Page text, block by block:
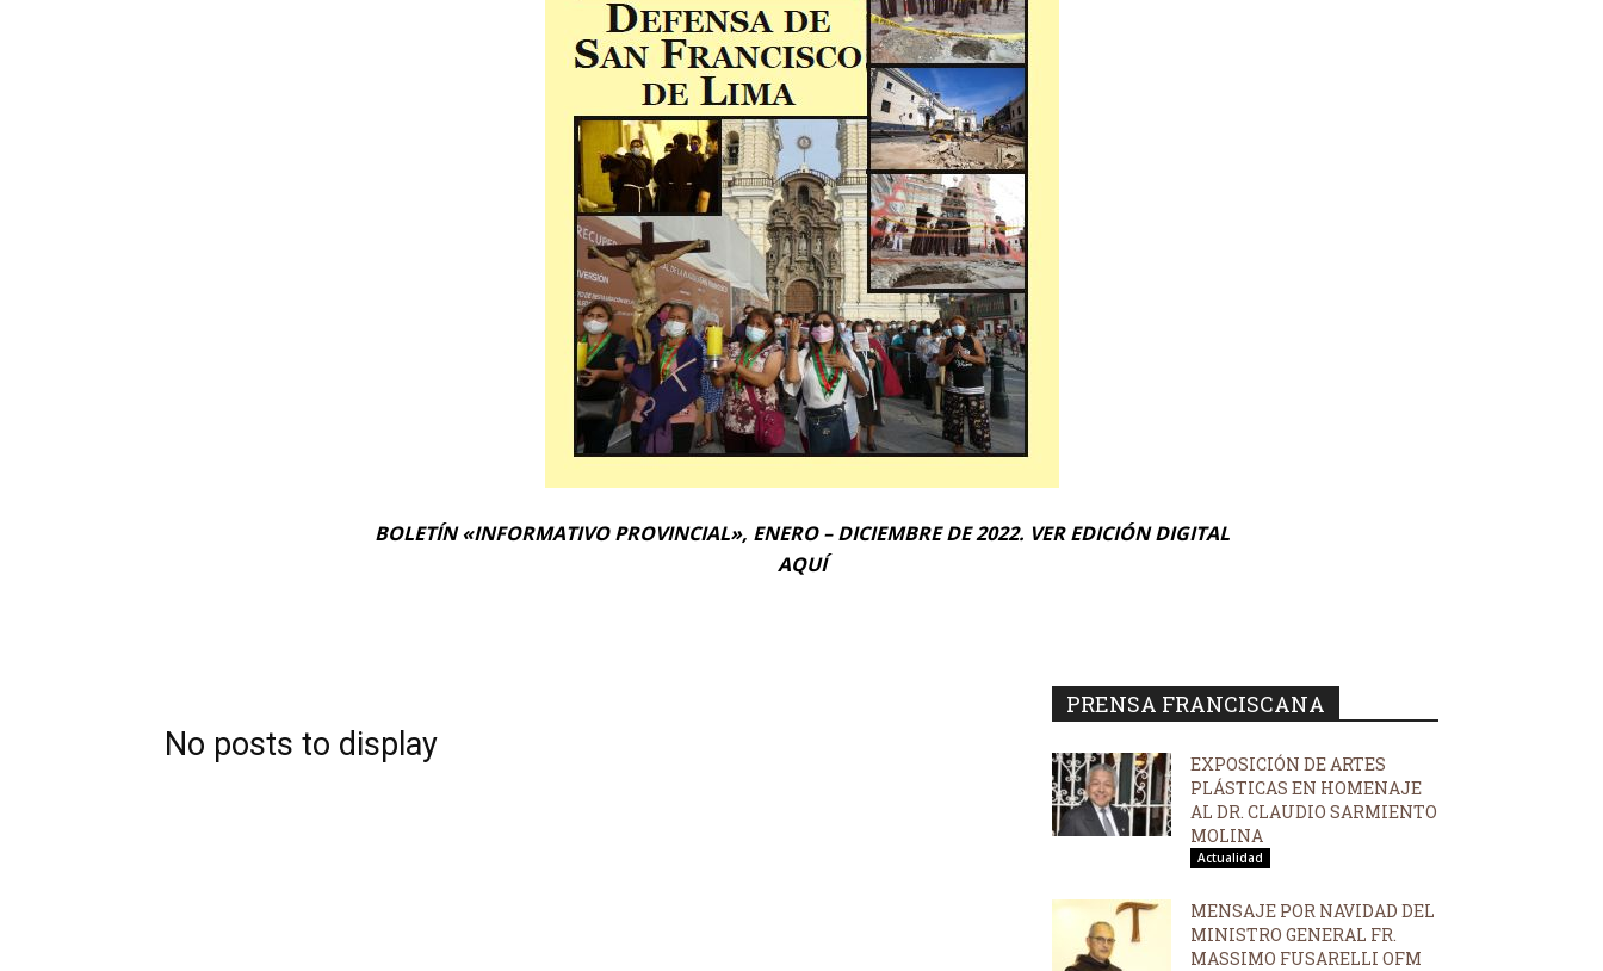
BOLETÍN «INFORMATIVO PROVINCIAL», ENERO – DICIEMBRE DE 2022. VER EDICIÓN DIGITAL
AQUÍ
No posts to display
PRENSA FRANCISCANA
EXPOSICIÓN DE ARTES
PLÁSTICAS EN HOMENAJE
AL DR. CLAUDIO SARMIENTO
MOLINA
Actualidad
MENSAJE POR NAVIDAD DEL
MINISTRO GENERAL FR.
MASSIMO FUSARELLI OFM